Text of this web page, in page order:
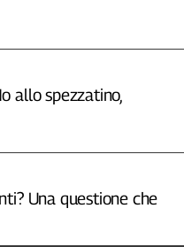
allo spezzatino,
Una questione che